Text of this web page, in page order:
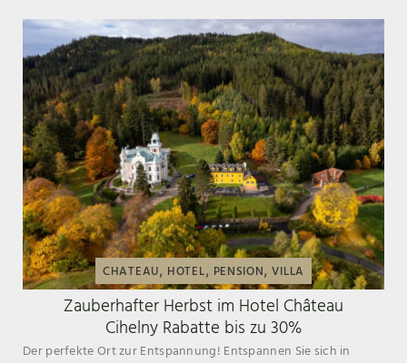
CHATEAU, HOTEL, PENSION, VILLA
Zauberhafter Herbst im Hotel Château
Cihelny Rabatte bis zu 30%
Der perfekte Ort zur Entspannung! Entspannen Sie sich in